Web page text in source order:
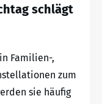
schlägt
Familien-,
zum
sie häufig